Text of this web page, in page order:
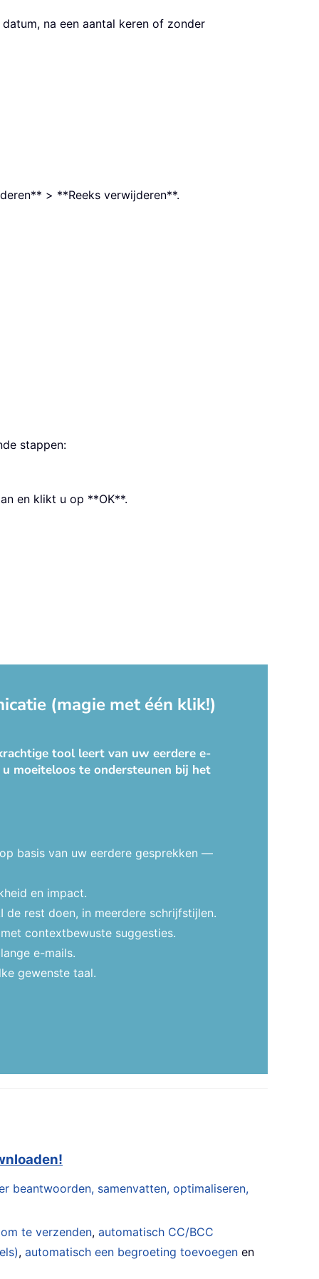
na een aantal keren of zonder
> **Reeks verwijderen**.
stappen:
en klikt u op **OK**.
(magie met één klik!)
tool leert van uw eerdere e-
moeiteloos te ondersteunen bij het
basis van uw eerdere gesprekken —
en impact.
rest doen, in meerdere schrijfstijlen.
contextbewuste suggesties.
e-mails.
gewenste taal.
beantwoorden, samenvatten, optimaliseren,
te verzenden,automatisch CC/BCC
,automatisch een begroeting toevoegen en